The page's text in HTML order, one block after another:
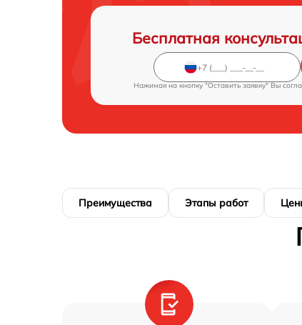
Бесплатная
Нажимая на кнопку "Оставить заявку" Вы
Преимущества Этапы работ